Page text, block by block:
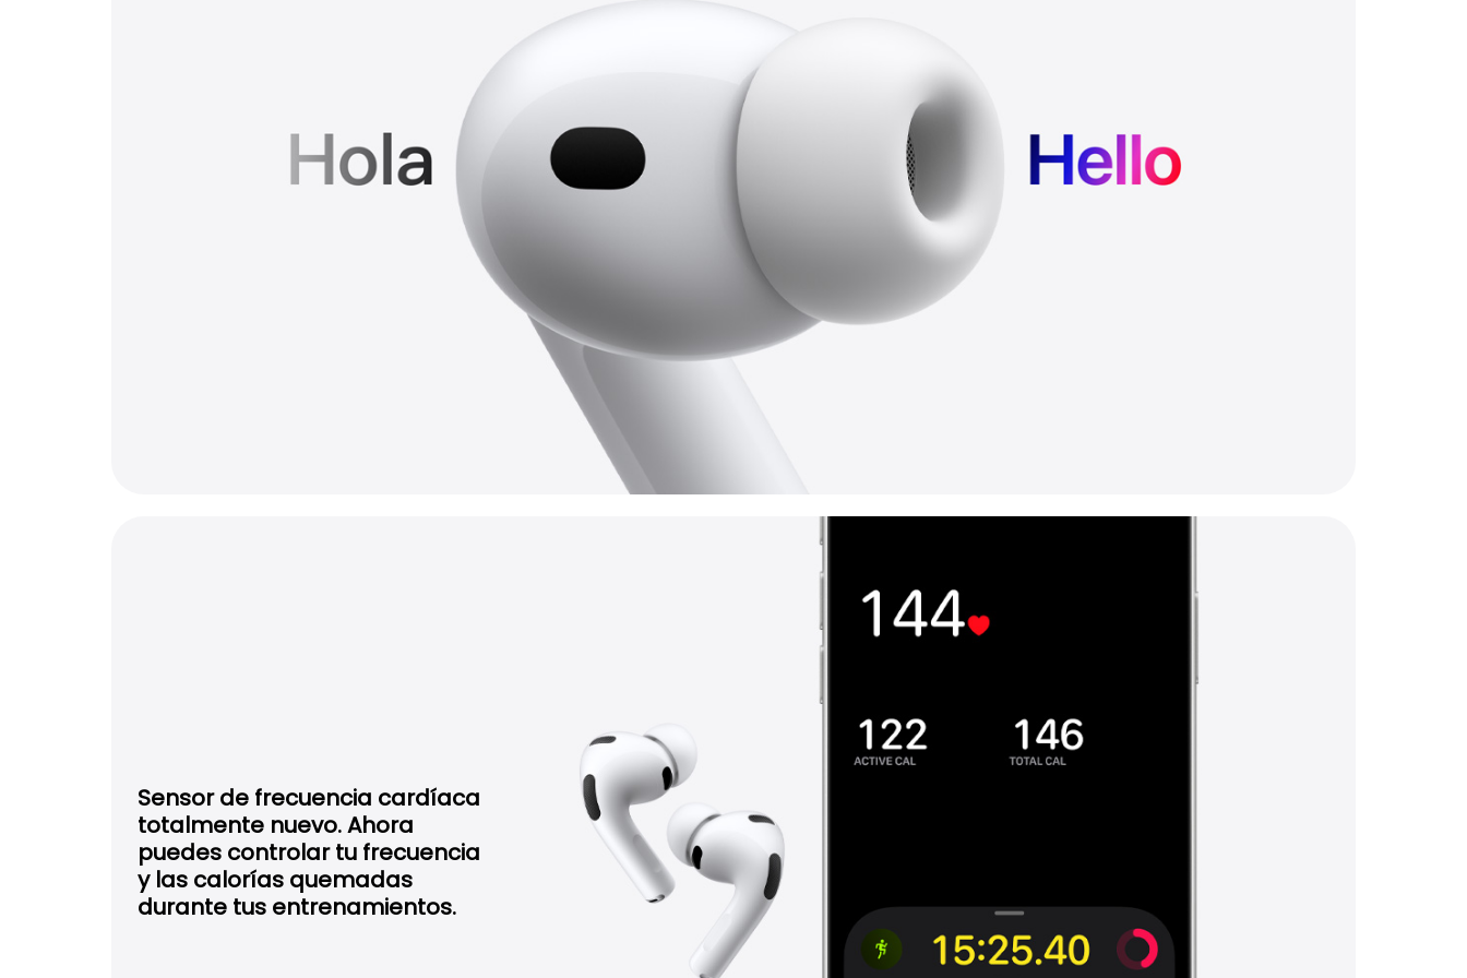
Sensor de frecuencia cardíaca
totalmente nuevo. Ahora
puedes controlar tu frecuencia
y las calorías quemadas
durante tus entrenamientos.